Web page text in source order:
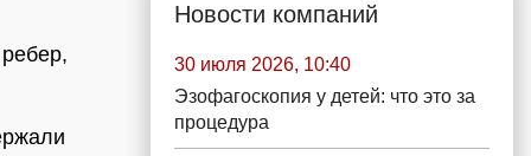
Новости компаний
30 июля 2026, 10:40
Эзофагоскопия у детей: что это за
процедура